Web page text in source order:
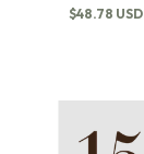
$48.78 USD